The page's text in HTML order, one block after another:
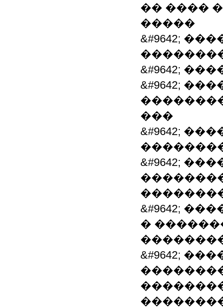
�� ����
�����
&#9642;
&#9642;
&#9642;
���
&#9642;
&#9642;
&#9642;
�
&#9642;